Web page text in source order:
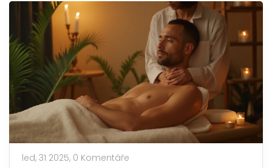
výrazně pomoci při stresu nebo svalovém napětí.
Přečtěte si praktické tipy a zajímavosti, které vám
pomohou si tento nezapomenutelný zážitek skutečně
užít.
led, 31 2025, 0 Komentáře